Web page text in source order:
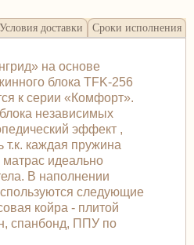
Условия доставки Сроки исполнения
на основе
блока TFK-256
к серии «Комфорт».
независимых
эффект ,
т.к. каждая пружина
матрас идеально
В наполнении
следующие
койра - плитой
спанбонд, ППУ по